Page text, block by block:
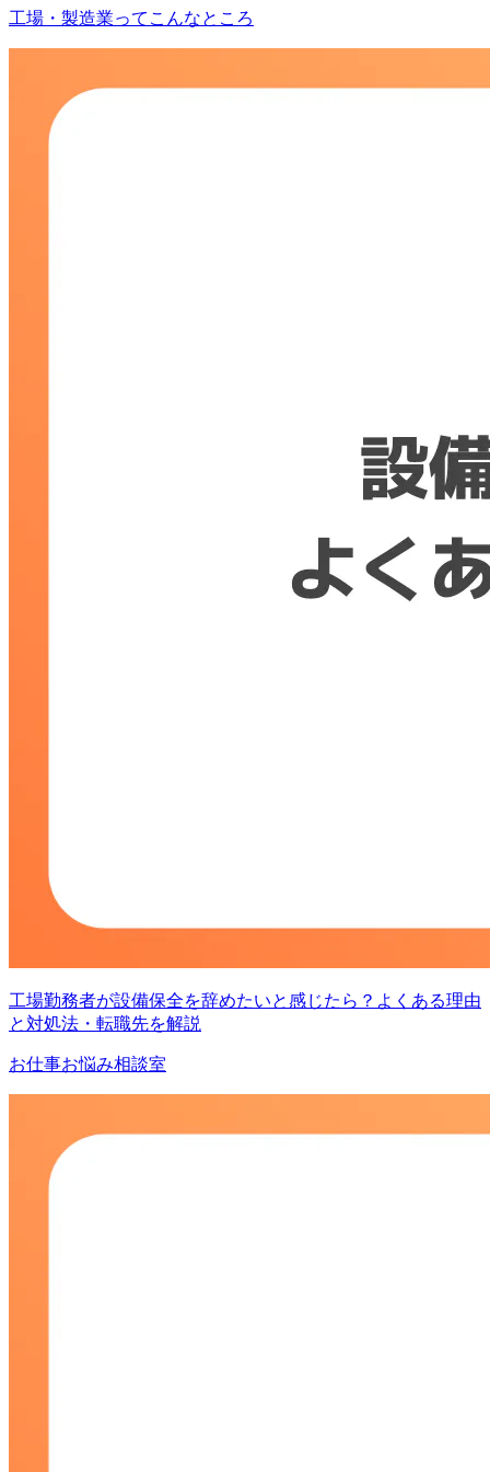
工場・製造業ってこんなところ
工場勤務者が設備保全を辞めたいと感じたら？よくある理由
と対処法・転職先を解説
お仕事お悩み相談室